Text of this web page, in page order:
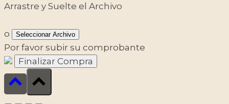
Arrastre y Suelte el Archivo
o Seleccionar Archivo
Por favor subir su comprobante